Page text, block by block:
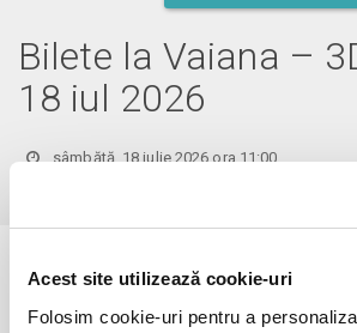
Acest site utilizează cookie-uri
Folosim cookie-uri pentru a
Bilete la Vaiana –
18 iul 2026
sâmbătă, 18 iulie 2026 ora 11:00
Evenimentul a expirat.